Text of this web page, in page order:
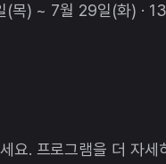
목) ~ 7월 29일(화) ·
요. 프로그램을 더 자세